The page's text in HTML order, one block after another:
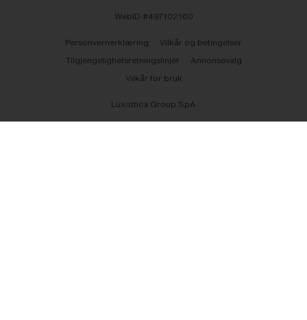
WebID #497102160
Personvernerklæring
Vilkår og betingelser
Tilgjengelighetsretningslinjer
Annonsevalg
Vilkår for bruk
Luxottica Group SpA